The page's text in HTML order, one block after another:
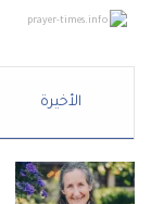
prayer-times.info
الأخيرة